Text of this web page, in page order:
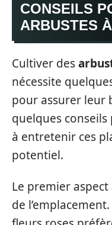
CONSEILS
ARBUSTES
Cultiver des
nécessite
pour assurer leur
quelques
à entretenir ces
potentiel.
Le premier
de